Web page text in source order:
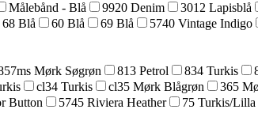
Målebånd - Blå 9920 Denim 3012 Lapisblå
68 Blå 60 Blå 69 Blå 5740 Vintage Indigo
Mørk Søgrøn 813 Petrol 834 Turkis
cl34 Turkis cl35 Mørk Blågrøn 365
Button 5745 Riviera Heather 75 Turkis/Lilla